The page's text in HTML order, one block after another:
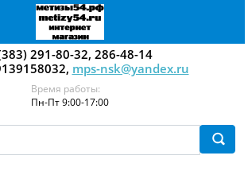
291-80-32, 286-48-14
mps-nsk@yandex.ru
Время работы:
Пн-Пт 9:00-17:00